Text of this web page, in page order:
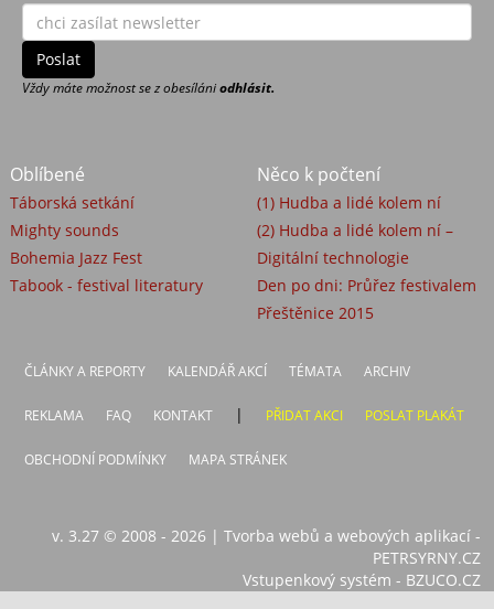
Vždy máte možnost se z obesílániodhlásit.
Oblíbené
Táborská setkání
Mighty sounds
Bohemia Jazz Fest
Tabook - festival literatury
Něco k počtení
(1) Hudba a lidé kolem ní
(2) Hudba a lidé kolem ní –
Digitální technologie
Den po dni: Průřez festivalem
Přeštěnice 2015
ČLÁNKY A REPORTY KALENDÁŘ AKCÍ TÉMATA ARCHIV
REKLAMA FAQ KONTAKT | PŘIDAT AKCI POSLAT PLAKÁT
OBCHODNÍ PODMÍNKY MAPA STRÁNEK
v. 3.27 © 2008 - 2026 | Tvorba webů a webových aplikací -
PETRSYRNY.CZ
Vstupenkový systém - BZUCO.CZ